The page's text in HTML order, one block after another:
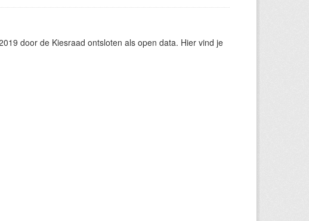
door de Kiesraad ontsloten als open data. Hier vind je